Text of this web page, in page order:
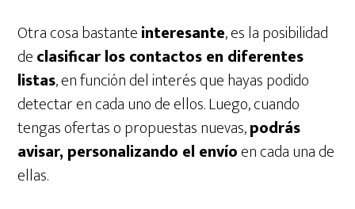
Otra cosa bastanteinteresante, es la posibilidad
declasificar los contactos en diferentes
listas, en función del interés que hayas podido
detectar en cada uno de ellos. Luego, cuando
tengas ofertas o propuestas nuevas,podrás
avisar, personalizando el envíoen cada una de
ellas.